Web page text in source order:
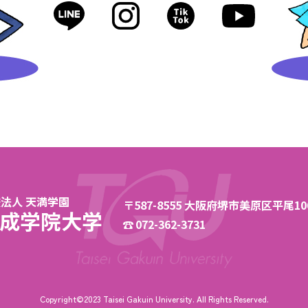
人 天満学園
学院大学
〒587-8555 大阪府堺市美原区平尾
072-362-3731
Copyright©2023 Taisei Gakuin University. All Rights Reserved.